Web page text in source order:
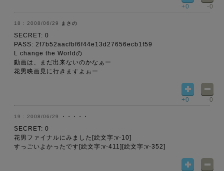
+0 -0
2008/06/29 まさの
SECRET: 0
PASS: 2f7b52aacfbf6f44e13d27656ecb1f59
L change the Worldの
動画は、まだ出来ないのかなぁー
花男映画見に行きますよぉー
+0 -0
2008/06/29 ・・・・・
SECRET: 0
花男ファイナルにみました[絵文字:v-10]
すっごいよかったです[絵文字:v-411][絵文字:v-352]